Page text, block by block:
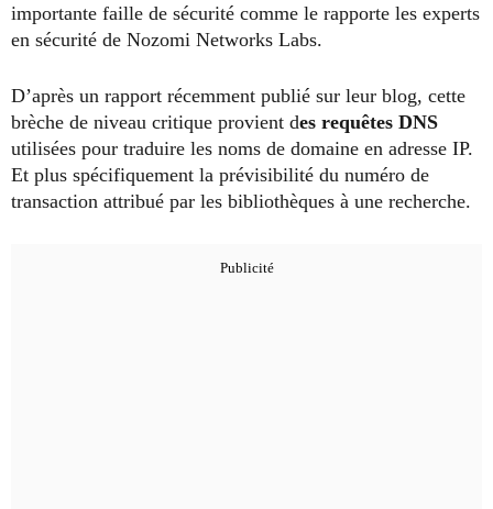
importante faille de sécurité comme le rapporte les experts
en sécurité de Nozomi Networks Labs.
D’après un rapport récemment publié sur leur blog, cette
brèche de niveau critique provient des requêtes DNS
utilisées pour traduire les noms de domaine en adresse IP.
Et plus spécifiquement la prévisibilité du numéro de
transaction attribué par les bibliothèques à une recherche.